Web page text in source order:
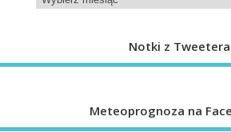
Notki z Tweetera
Meteoprognoza na